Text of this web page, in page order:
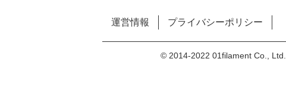
運営情報 プライバシーポリシー
© 2014-2022 01filament Co., Ltd.